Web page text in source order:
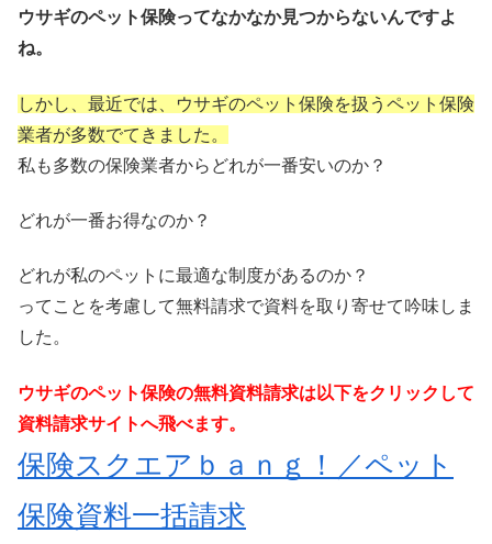
ウサギのペット保険ってなかなか見つからないんですよ
ね。
しかし、最近では、ウサギのペット保険を扱うペット保険
業者が多数でてきました。
私も多数の保険業者からどれが一番安いのか？
どれが一番お得なのか？
どれが私のペットに最適な制度があるのか？
ってことを考慮して無料請求で資料を取り寄せて吟味しま
した。
ウサギのペット保険の無料資料請求は以下をクリックして
資料請求サイトへ飛べます。
保険スクエアｂａｎｇ！／ペット
保険資料一括請求